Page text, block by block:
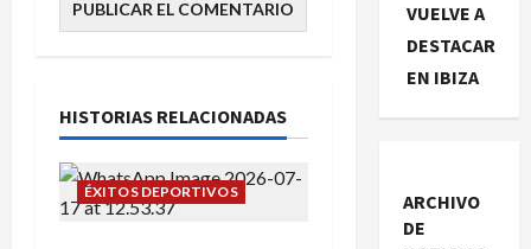
HISTORIAS RELACIONADAS
ÉXITOS DEPORTIVOS
VUELVE A
DESTACAR
EN IBIZA
ARCHIVO
DE